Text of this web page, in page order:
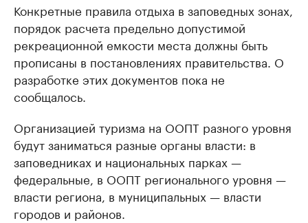
Конкретные правила отдыха в заповедных зонах,
порядок расчета предельно допустимой
рекреационной емкости места должны быть
прописаны в постановлениях правительства. О
разработке этих документов пока не
сообщалось.
Организацией туризма на ООПТ разного уровня
будут заниматься разные органы власти: в
заповедниках и национальных парках —
федеральные, в ООПТ регионального уровня —
власти региона, в муниципальных — власти
городов и районов.